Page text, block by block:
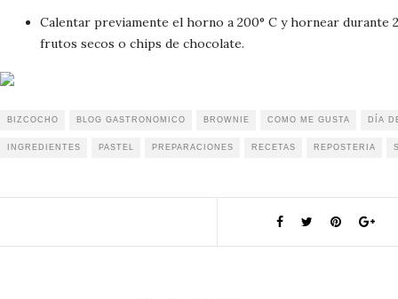
Calentar previamente el horno a 200° C y hornear durante
frutos secos o chips de chocolate.
BIZCOCHO BLOG GASTRONOMICO BROWNIE COMO ME GUSTA DÍA
INGREDIENTES PASTEL PREPARACIONES RECETAS REPOSTERIA